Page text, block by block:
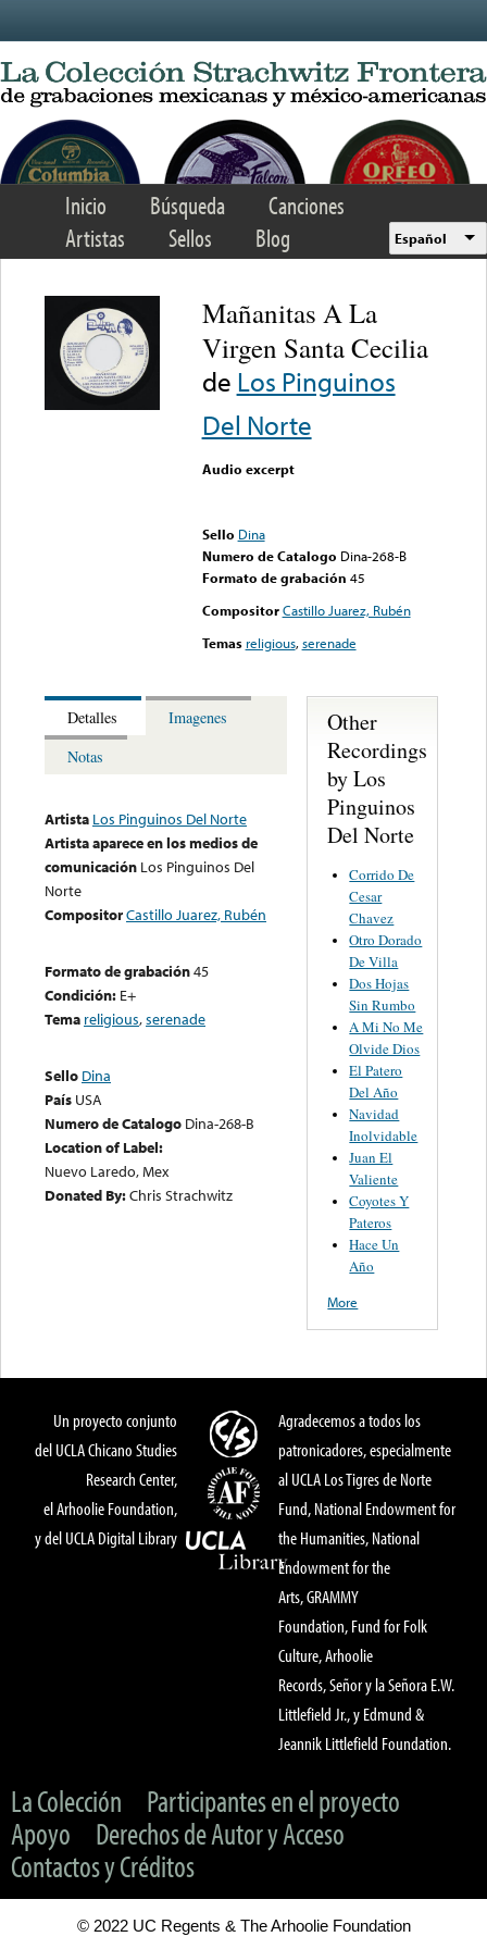
Inicio Búsqueda
Canciones
Artistas
Sellos Blog Español
Mañanitas A La
Virgen Santa Cecilia
de Los Pinguinos
Del Norte
Audio excerpt
Sello Dina
Numero de Catalogo Dina-268-B
Formato de grabación 45
Compositor Castillo Juarez, Rubén
Temas religious,serenade
Detalles
Imagenes
Notas
Artista Los Pinguinos Del Norte
Artista aparece en los medios de
comunicación Los Pinguinos Del
Norte
CompositorCastillo Juarez, Rubén
Formato de grabación45
Condición: E+
Tema religious,serenade
Sello Dina
País USA
Numero de Catalogo Dina-268-B
Location of Label:
Nuevo Laredo, Mex
Donated By:Chris Strachwitz
Other
Recordings
by Los
Pinguinos
Del Norte
Corrido De
Cesar
Chavez
Otro Dorado
De Villa
Dos Hojas
Sin Rumbo
A Mi No Me
Olvide Dios
El Patero
Del Año
Navidad
Inolvidable
Juan El
Valiente
Coyotes Y
Pateros
Hace Un
Año
More
Un proyecto conjunto
del UCLA Chicano Studies
Research Center,
el Arhoolie Foundation,
y del UCLA Digital Library
Agradecemos a todos los
patronicadores, especialmente
al UCLA Los Tigres de Norte
Fund, National Endowment for
the Humanities, National
Endowment for the
Arts, GRAMMY
Foundation, Fund for Folk
Culture, Arhoolie
Records, Señor y la Señora E.W.
Littlefield Jr., y Edmund &
Jeannik Littlefield Foundation.
La Colección
Participantes en el proyecto
Apoyo
Derechos de Autor y Acceso
Contactos y Créditos
© 2022 UC Regents & The Arhoolie Foundation